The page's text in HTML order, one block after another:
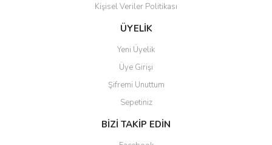
Kişisel Veriler Politikası
ÜYELİK
Yeni Üyelik
Üye Girişi
Şifremi Unuttum
Sepetiniz
BİZİ TAKİP EDİN